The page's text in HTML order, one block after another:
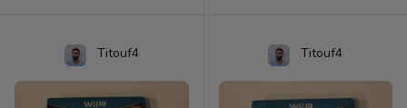
Titouf4 Titouf4